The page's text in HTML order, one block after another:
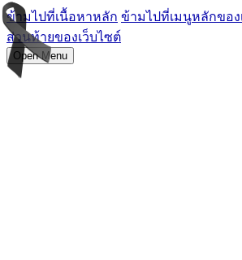
ข้ามไปที่เนื้อหาหลัก ข้ามไปที่เมนูหลักของ
ส่วนท้ายของเว็บไซต์
Open Menu